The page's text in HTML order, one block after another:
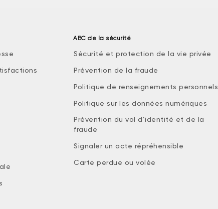
ABC de la sécurité
Sécurité et protection de la vie privée
Prévention de la fraude
Politique de renseignements personnels
Politique sur les données numériques
Prévention du vol d’identité et de la
fraude
Signaler un acte répréhensible
Carte perdue ou volée